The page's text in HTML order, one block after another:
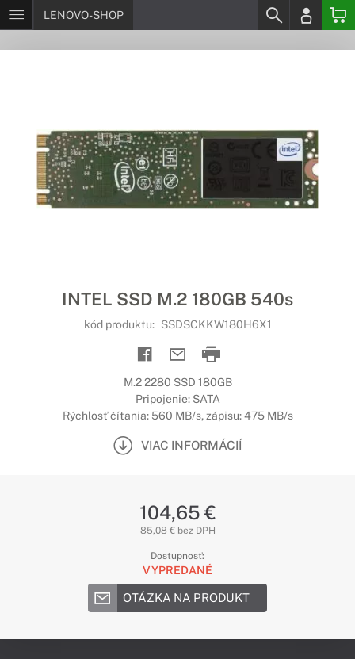
LENOVO-SHOP
INTEL SSD M.2 180GB 540s
kód produktu: SSDSCKKW180H6X1
M.2 2280 SSD 180GB
Pripojenie: SATA
Rýchlosť čítania: 560 MB/s, zápisu: 475 MB/s
VIAC INFORMÁCIÍ
104,65 €
85,08 € bez DPH
Dostupnosť:
VYPREDANÉ
OTÁZKA NA PRODUKT